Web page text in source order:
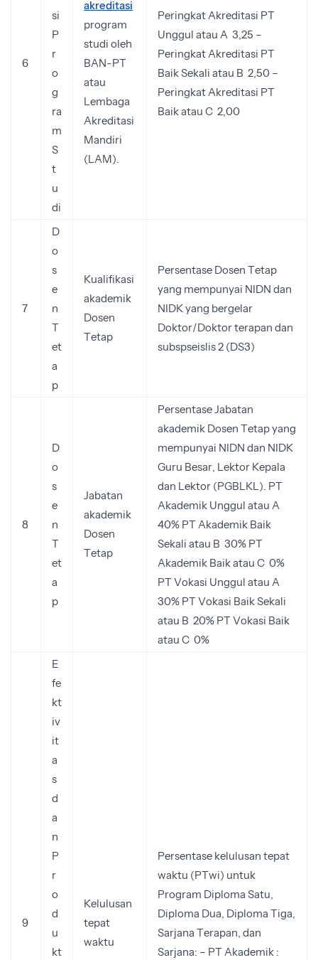
6
si
P
r
o
g
ra
m
S
t
u
di
akreditasi
program
studi oleh
BAN-PT
atau
Lembaga
Akreditasi
Mandiri
(LAM).
Peringkat Akreditasi PT
Unggul atau A 3,25 –
Peringkat Akreditasi PT
Baik Sekali atau B 2,50 –
Peringkat Akreditasi PT
Baik atau C 2,00
7
D
o
s
e
n
T
et
a
p
Kualifikasi
akademik
Dosen
Tetap
Persentase Dosen Tetap
yang mempunyai NIDN dan
NIDK yang bergelar
Doktor/Doktor terapan dan
subspseislis 2 (DS3)
8
D
o
s
e
n
T
et
a
p
Jabatan
akademik
Dosen
Tetap
Persentase Jabatan
akademik Dosen Tetap yang
mempunyai NIDN dan NIDK
Guru Besar, Lektor Kepala
dan Lektor (PGBLKL). PT
Akademik Unggul atau A
40% PT Akademik Baik
Sekali atau B 30% PT
Akademik Baik atau C 0%
PT Vokasi Unggul atau A
30% PT Vokasi Baik Sekali
atau B 20% PT Vokasi Baik
atau C 0%
9
E
fe
kt
iv
it
a
s
d
a
n
P
r
o
d
u
kt
Kelulusan
tepat
waktu
Persentase kelulusan tepat
waktu (PTwi) untuk
Program Diploma Satu,
Diploma Dua, Diploma Tiga,
Sarjana Terapan, dan
Sarjana: – PT Akademik :